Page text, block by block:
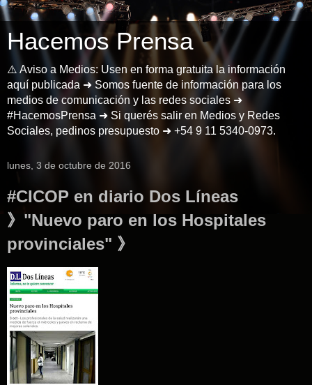
Hacemos Prensa
⚠️ Aviso a Medios: Usen en forma gratuita la información
aquí publicada ➜ Somos fuente de información para los
medios de comunicación y las redes sociales ➜
#HacemosPrensa ➜ Si querés salir en Medios y Redes
Sociales, pedinos presupuesto ➜ +54 9 11 5340-0973.
lunes, 3 de octubre de 2016
#CICOP en diario Dos Líneas
》"Nuevo paro en los Hospitales
provinciales" 》